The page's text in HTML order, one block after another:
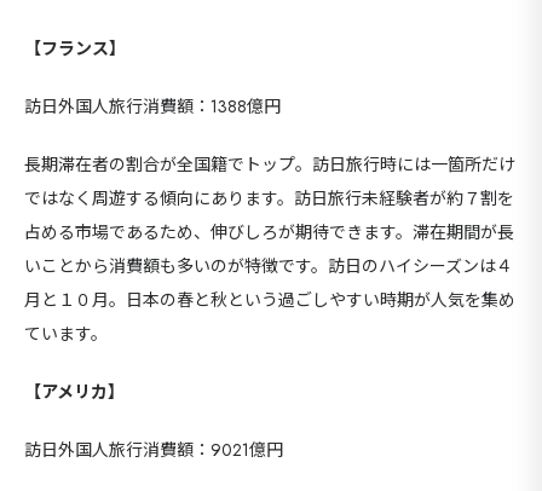
【フランス】
訪日外国人旅行消費額：1388億円
長期滞在者の割合が全国籍でトップ。訪⽇旅⾏時には一箇所だけ
ではなく周遊する傾向にあります。訪⽇旅⾏未経験者が約７割を
占める市場であるため、伸びしろが期待できます。滞在期間が長
いことから消費額も多いのが特徴です。訪日のハイシーズンは４
月と１０月。日本の春と秋という過ごしやすい時期が人気を集め
ています。
【アメリカ】
訪日外国人旅行消費額：9021億円